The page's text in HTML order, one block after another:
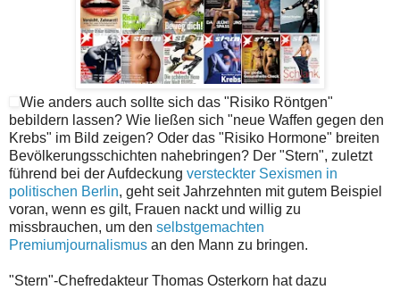
Wie anders auch sollte sich das "Risiko Röntgen"
bebildern lassen? Wie ließen sich "neue Waffen gegen den
Krebs" im Bild zeigen? Oder das "Risiko Hormone" breiten
Bevölkerungsschichten nahebringen? Der "Stern", zuletzt
führend bei der Aufdeckung versteckter Sexismen in
politischen Berlin, geht seit Jahrzehnten mit gutem Beispiel
voran, wenn es gilt, Frauen nackt und willig zu
missbrauchen, um den selbstgemachten
Premiumjournalismus an den Mann zu bringen.
"Stern"-Chefredakteur Thomas Osterkorn hat dazu